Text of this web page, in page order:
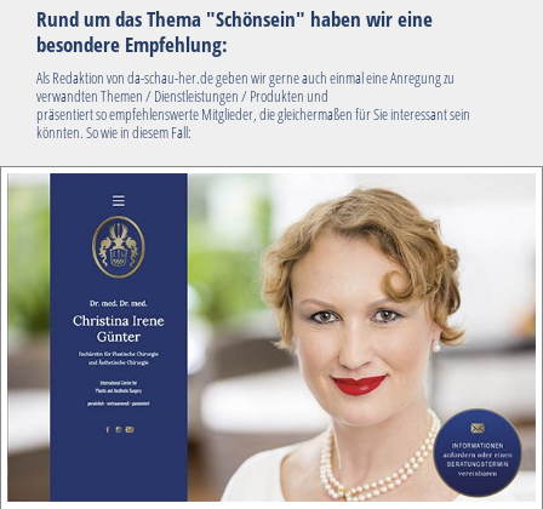
Rund um das Thema "Schönsein" haben wir eine
besondere Empfehlung:
Als Redaktion von da-schau-her.de geben wir gerne auch einmal eine Anregung zu
verwandten Themen / Dienstleistungen / Produkten und
präsentiert so empfehlenswerte Mitglieder, die gleichermaßen für Sie interessant sein
könnten. So wie in diesem Fall: